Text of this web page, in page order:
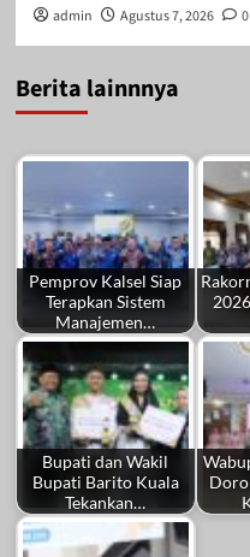
admin Agustus 7, 2026 0
Berita lainnnya
Pemprov Kalsel Siap
Terapkan Sistem
Manajemen…
Bupati dan Wakil
Bupati Barito Kuala
Tekankan…